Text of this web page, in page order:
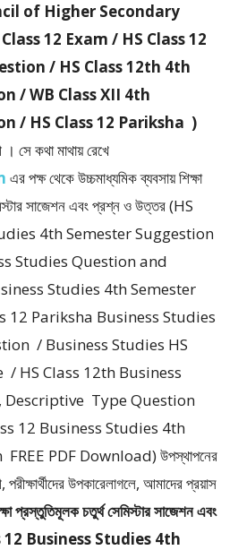
of Higher Secondary
12 Exam / HS Class 12
/ HS Class 12th 4th
/ WB Class XII 4th
/ HS Class 12 Pariksha )
সে কথা মাথায় রেখে
এর পক্ষ থেকে উচ্চমাধ্যমিক ব্যবসায় শিক্ষা
সাজেশন এবং প্রশ্ন ও উত্তর (HS
4th Semester Suggestion
Studies Question and
Studies 4th Semester
12 Pariksha Business Studies
/ Business Studies HS
/ HS Class 12th Business
Descriptive Type Question
12 Business Studies 4th
PDF Download) উপস্থাপনের
পরীক্ষার্থীদের উপকারেলাগলে, আমাদের প্রয়াস
প্রস্তুতিমূলক চতুর্থ সেমিস্টার সাজেশন এবং
12 Business Studies 4th